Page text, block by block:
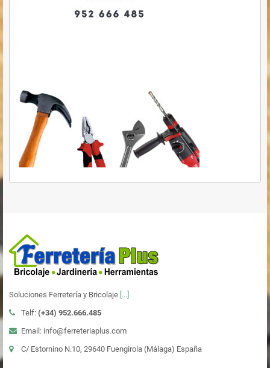
Soluciones Ferretería y Bricolaje [...]
Telf: (+34) 952.666.485
Email: info@ferreteriaplus.com
C/ Estornino N.10, 29640 Fuengirola (Málaga) España